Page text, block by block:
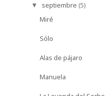
▼ septiembre (5)
Miré
Sólo
Alas de pájaro
Manuela